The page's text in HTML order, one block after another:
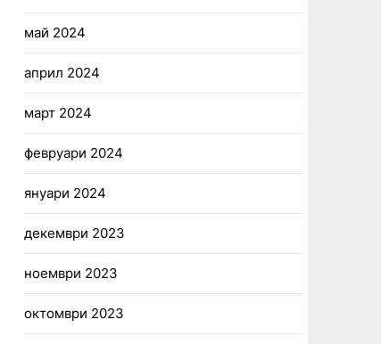
май 2024
април 2024
март 2024
февруари 2024
януари 2024
декември 2023
ноември 2023
октомври 2023